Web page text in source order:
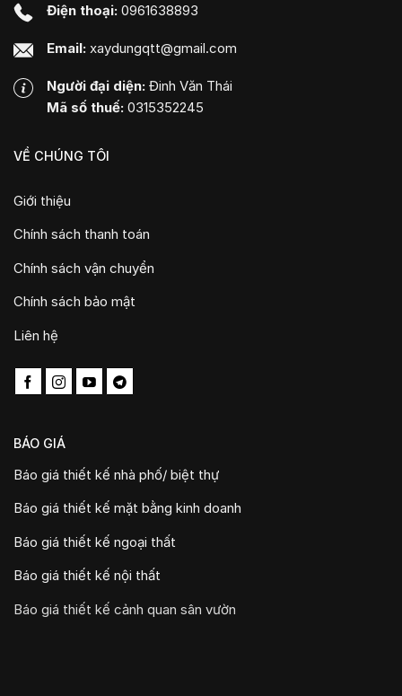
Điện thoại: 0961638893
Email: xaydungqtt@gmail.com
Người đại diện: Đinh Văn Thái
Mã số thuế: 0315352245
VỀ CHÚNG TÔI
Giới thiệu
Chính sách thanh toán
Chính sách vận chuyển
Chính sách bảo mật
Liên hệ
BÁO GIÁ
Báo giá thiết kế nhà phố/ biệt thự
Báo giá thiết kế mặt bằng kinh doanh
Báo giá thiết kế ngoại thất
Báo giá thiết kế nội thất
Báo giá thiết kế cảnh quan sân vườn